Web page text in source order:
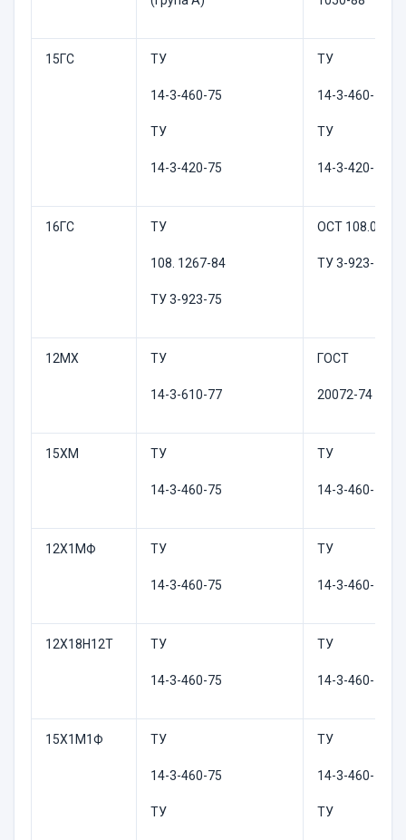
15ГС ТУ
14-3-460-75
ТУ
14-3-420-75
ТУ
14-3-460-75
ТУ
14-3-420-75
16ГС ТУ
108. 1267-84
ТУ 3-923-75
ОСТ
ТУ 3-923-75
12МХ ТУ
14-3-610-77
ГОСТ
20072-74
15ХМ ТУ
14-3-460-75
ТУ
14-3-460-75
12Х1МФ ТУ
14-3-460-75
ТУ
14-3-460-75
12Х18Н12Т ТУ
14-3-460-75
ТУ
14-3-460-75
15Х1М1Ф ТУ
14-3-460-75
ТУ
ТУ
14-3-460-75
ТУ